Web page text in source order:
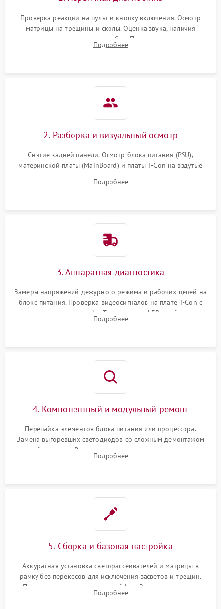
Проверка реакции на пульт и кнопку включения. Осмотр
матрицы на трещины и сколы. Оценка звука, наличия
подсветки и индикаторов ошибок. Подключение тестовых
источников сигнала для выявления симптомов поломки.
Подробнее
2. Разборка и визуальный осмотр
Снятие задней панели. Осмотр блока питания (PSU),
материнской платы (MainBoard) и платы T-Con на вздутые
Проверка надежности фиксации и целостности шлейфов.
Подробнее
3. Аппаратная диагностика
Замеры напряжений дежурного режима и рабочих цепей на
блоке питания. Проверка видеосигналов на плате T-Con с
помощью осциллографа. Тестирование LED-драйвера и
светодиодных планок подсветки мультиметром.
Подробнее
4. Компонентный и модульный ремонт
Перепайка элементов блока питания или процессора.
Замена выгоревших светодиодов со сложным демонтажом
хрупкой матрицы. Восстановление поврежденных дорожек,
прошивка микросхем памяти EEPROM
Подробнее
5. Сборка и базовая настройка
Аккуратная установка светорассеивателей и матрицы в
рамку без перекосов для исключения засветов и трещин.
Подключение внутренних шлейфов. Закрытие корпуса.
Сброс настроек и обновление программного обеспечения.
Подробнее